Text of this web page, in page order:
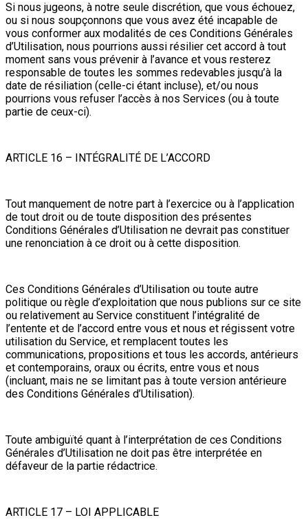
Si nous jugeons, à notre seule discrétion, que vous échouez,
ou si nous soupçonnons que vous avez été incapable de
vous conformer aux modalités de ces Conditions Générales
d’Utilisation, nous pourrions aussi résilier cet accord à tout
moment sans vous prévenir à l’avance et vous resterez
responsable de toutes les sommes redevables jusqu’à la
date de résiliation (celle-ci étant incluse), et/ou nous
pourrions vous refuser l’accès à nos Services (ou à toute
partie de ceux-ci).
ARTICLE 16 – INTÉGRALITÉ DE L’ACCORD
Tout manquement de notre part à l’exercice ou à l’application
de tout droit ou de toute disposition des présentes
Conditions Générales d’Utilisation ne devrait pas constituer
une renonciation à ce droit ou à cette disposition.
Ces Conditions Générales d’Utilisation ou toute autre
politique ou règle d’exploitation que nous publions sur ce site
ou relativement au Service constituent l’intégralité de
l’entente et de l’accord entre vous et nous et régissent votre
utilisation du Service, et remplacent toutes les
communications, propositions et tous les accords, antérieurs
et contemporains, oraux ou écrits, entre vous et nous
(incluant, mais ne se limitant pas à toute version antérieure
des Conditions Générales d’Utilisation).
Toute ambiguïté quant à l’interprétation de ces Conditions
Générales d’Utilisation ne doit pas être interprétée en
défaveur de la partie rédactrice.
ARTICLE 17 – LOI APPLICABLE